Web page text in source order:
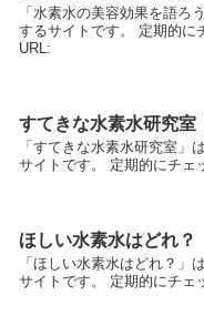
「水素水の美容効果を語ろ
するサイトです。 定期的に
URL:
すてきな水素水研究室
「すてきな水素水研究室」
サイトです。 定期的にチ
ほしい水素水はどれ？
「ほしい水素水はどれ？」
サイトです。 定期的にチ